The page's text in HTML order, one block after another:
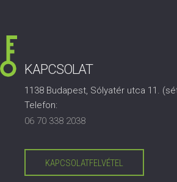
KAPCSOLAT
1138 Budapest, Sólyatér utca 11.
Telefon:
06 70 338 2038
KAPCSOLATFELVÉTEL